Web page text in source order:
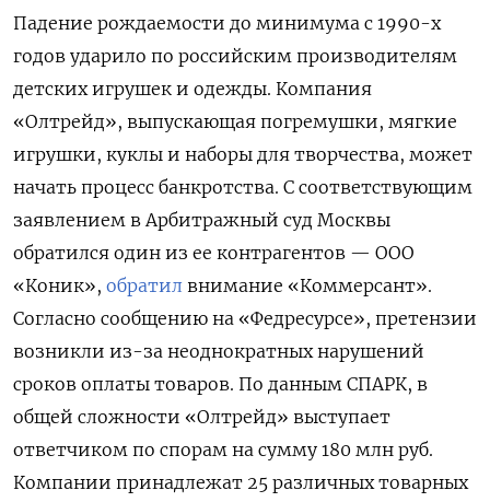
Падение рождаемости до минимума с 1990-х
годов ударило по российским производителям
детских игрушек и одежды. Компания
«Олтрейд», выпускающая погремушки, мягкие
игрушки, куклы и наборы для творчества, может
начать процесс банкротства. С соответствующим
заявлением в Арбитражный суд Москвы
обратился один из ее контрагентов — ООО
«Коник», обратил внимание «Коммерсант».
Согласно сообщению на «Федресурсе», претензии
возникли из-за неоднократных нарушений
сроков оплаты товаров. По данным СПАРК, в
общей сложности «Олтрейд» выступает
ответчиком по спорам на сумму 180 млн руб.
Компании принадлежат 25 различных товарных